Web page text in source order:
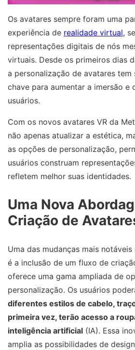
Os avatares sempre foram uma
experiência de realidade virtual,
representações digitais de nós
virtuais. Desde os primeiros dias
a personalização de avatares
chave para aumentar a imersão e
usuários.
Com os novos avatares VR da
não apenas atualizar a estética,
as opções de personalização,
usuários construam
refletem melhor suas identidades.
Uma Nova
Criação de
Uma das mudanças mais
é a inclusão de um fluxo de
oferece uma gama ampliada de
personalização. Os usuários
diferentes estilos de cabelo,
primeira vez, terão acesso a
inteligência artificial (IA). Essa
amplia as possibilidades de